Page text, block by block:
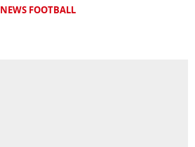
NEWS FOOTBALL